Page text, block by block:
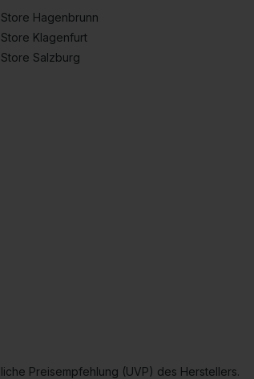
Store Hagenbrunn
Store Klagenfurt
Store Salzburg
Preisempfehlung (UVP) des Herstellers.